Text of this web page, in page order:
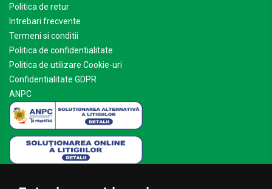
Politica de retur
Intrebari frecvente
Termeni si conditii
Politica de confidentialitate
Politica de utilizare Cookie-uri
Confidentialitate GDPR
ANPC